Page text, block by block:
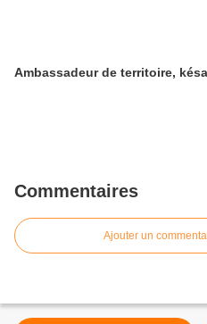
Ambassadeur de territoire,
Commentaires
Ajouter un